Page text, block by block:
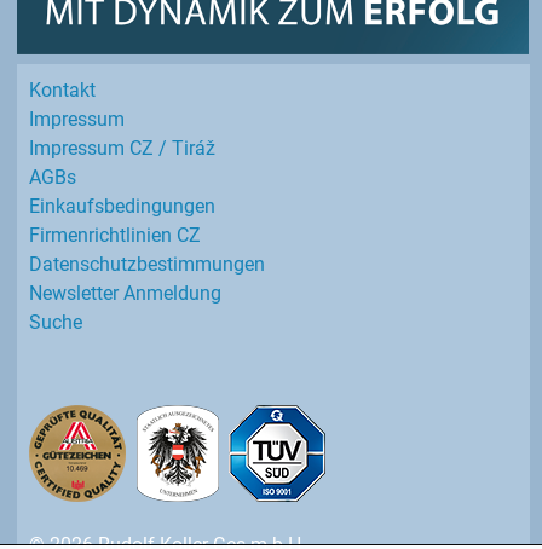
Kontakt
Impressum
Impressum CZ / Tiráž
AGBs
Einkaufs­bedingungen
Firmenrichtlinien CZ
Datenschutz­bestimmungen
Newsletter Anmeldung
Suche